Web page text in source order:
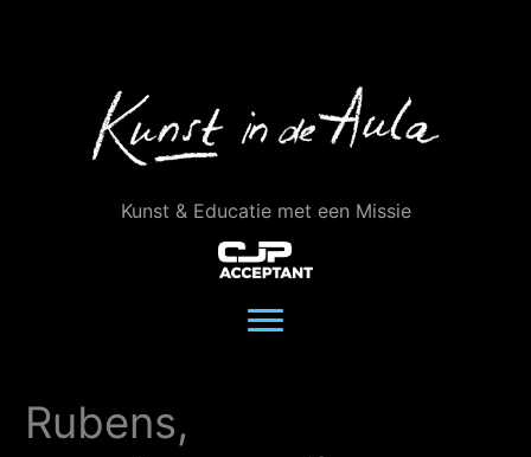
Kunst & Educatie met een Missie
Rubens,